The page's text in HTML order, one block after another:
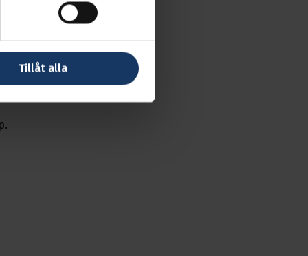
Tillåt alla